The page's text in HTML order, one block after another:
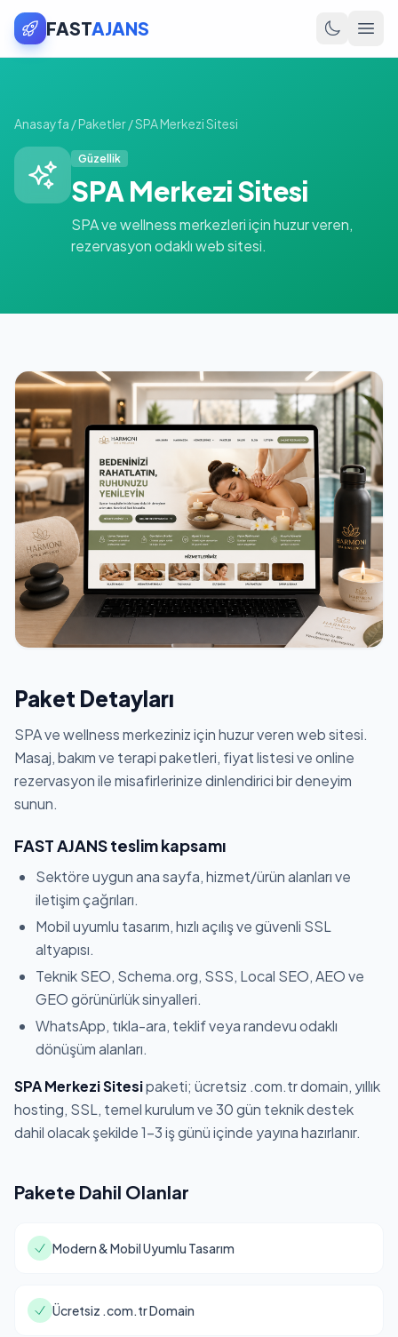
FASTAJANS
Anasayfa /Paketler/SPA Merkezi Sitesi
Güzellik
SPA Merkezi Sitesi
SPA ve wellness merkezleri için huzur veren,
rezervasyon odaklı web sitesi.
Paket Detayları
SPA ve wellness merkeziniz için huzur veren web sitesi.
Masaj, bakım ve terapi paketleri, fiyat listesi ve online
rezervasyon ile misafirlerinize dinlendirici bir deneyim
sunun.
FAST AJANS teslim kapsamı
Sektöre uygun ana sayfa, hizmet/ürün alanları ve
iletişim çağrıları.
Mobil uyumlu tasarım, hızlı açılış ve güvenli SSL
altyapısı.
Teknik SEO, Schema.org, SSS, Local SEO, AEO ve
GEO görünürlük sinyalleri.
WhatsApp, tıkla-ara, teklif veya randevu odaklı
dönüşüm alanları.
SPA Merkezi Sitesipaketi; ücretsiz .com.tr domain, yıllık
hosting, SSL, temel kurulum ve 30 gün teknik destek
dahil olacak şekilde 1-3 iş günü içinde yayına hazırlanır.
Pakete Dahil Olanlar
Modern & Mobil Uyumlu Tasarım
Ücretsiz .com.tr Domain